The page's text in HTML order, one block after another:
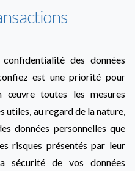
des données
est une priorité pour
œuvre toutes les mesures
utiles, au regard de la nature,
données personnelles que
risques présentés par leur
sécurité de vos données